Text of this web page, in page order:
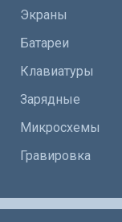
Экраны
Батареи
Клавиатуры
Зарядные
Микросхемы
Гравировка